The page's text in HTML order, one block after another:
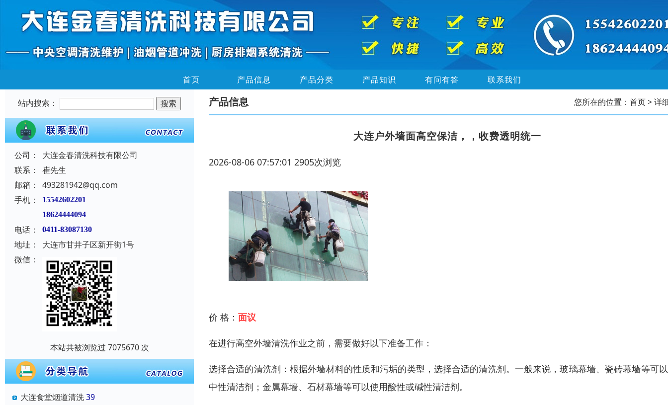
首页 产品信息 产品分类 产品知识 有问有答 联系我们
站内搜索：
公司：
大连金春清洗科技有限公司
联系：
崔先生
邮箱：
493281942@qq.com
手机：
15542602201
18624444094
电话： 0411-83087130
地址：
大连市甘井子区新开街1号
微信：
本站共被浏览过 7075670 次
大连食堂烟道清洗39
产品信息 您所在的位置： 首页> 详
大连户外墙面高空保洁，，收费透明统一
2026-08-06 07:57:01 2905次浏览
价 格： 面议
在进行高空外墙清洗作业之前，需要做好以下准备工作：
选择合适的清洗剂：根据外墙材料的性质和污垢的类型，选择合适的清洗剂。一般来说，玻璃幕墙、瓷砖幕墙等可
中性清洁剂；金属幕墙、石材幕墙等可以使用酸性或碱性清洁剂。